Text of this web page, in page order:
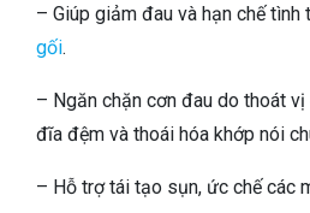
– Giúp giảm đau và hạn chế tình
gối.
– Ngăn chặn cơn đau do thoát
đĩa đệm và thoái hóa khớp nói
– Hỗ trợ tái tạo sụn, ức chế các